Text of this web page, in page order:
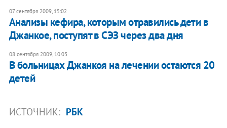
07 сентября 2009, 15:02
Анализы кефира, которым отравились дети в
Джанкое, поступят в СЭЗ через два дня
08 сентября 2009, 10:03
В больницах Джанкоя на лечении остаются 20
детей
ИСТОЧНИК: РБК